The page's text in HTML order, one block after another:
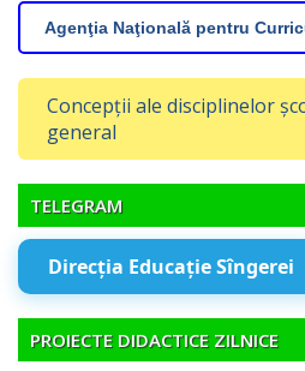
Agenţia Naţională pentru
Concepții ale disciplinelor
general
TELEGRAM
Direcția Educație Sîngerei
PROIECTE DIDACTICE ZILNICE